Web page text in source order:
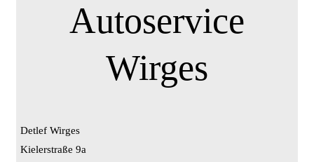
Autoservice
Wirges
Detlef Wirges
Kielerstraße 9a